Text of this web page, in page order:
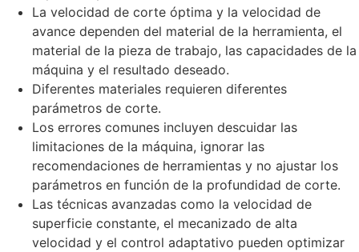
La velocidad de corte óptima y la velocidad de
avance dependen del material de la herramienta, el
material de la pieza de trabajo, las capacidades de la
máquina y el resultado deseado.
Diferentes materiales requieren diferentes
parámetros de corte.
Los errores comunes incluyen descuidar las
limitaciones de la máquina, ignorar las
recomendaciones de herramientas y no ajustar los
parámetros en función de la profundidad de corte.
Las técnicas avanzadas como la velocidad de
superficie constante, el mecanizado de alta
velocidad y el control adaptativo pueden optimizar